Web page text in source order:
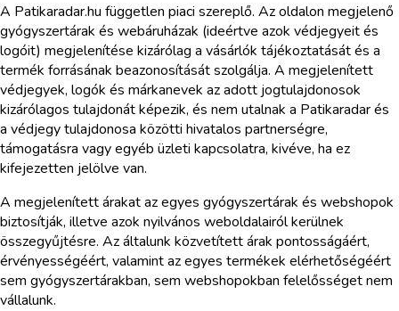
A Patikaradar.hu független piaci szereplő. Az oldalon megjelenő
gyógyszertárak és webáruházak (ideértve azok védjegyeit és
logóit) megjelenítése kizárólag a vásárlók tájékoztatását és a
termék forrásának beazonosítását szolgálja. A megjelenített
védjegyek, logók és márkanevek az adott jogtulajdonosok
kizárólagos tulajdonát képezik, és nem utalnak a Patikaradar és
a védjegy tulajdonosa közötti hivatalos partnerségre,
támogatásra vagy egyéb üzleti kapcsolatra, kivéve, ha ez
kifejezetten jelölve van.
A megjelenített árakat az egyes gyógyszertárak és webshopok
biztosítják, illetve azok nyilvános weboldalairól kerülnek
összegyűjtésre. Az általunk közvetített árak pontosságáért,
érvényességéért, valamint az egyes termékek elérhetőségéért
sem gyógyszertárakban, sem webshopokban felelősséget nem
vállalunk.